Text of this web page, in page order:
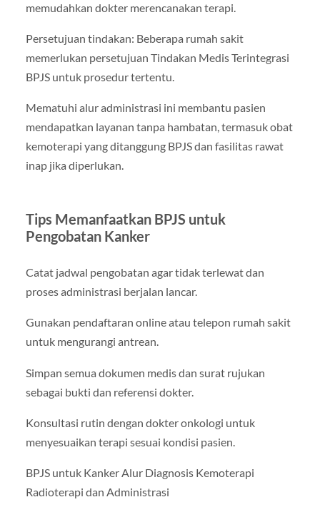
memudahkan dokter merencanakan terapi.
Persetujuan tindakan: Beberapa rumah sakit
memerlukan persetujuan Tindakan Medis Terintegrasi
BPJS untuk prosedur tertentu.
Mematuhi alur administrasi ini membantu pasien
mendapatkan layanan tanpa hambatan, termasuk obat
kemoterapi yang ditanggung BPJS dan fasilitas rawat
inap jika diperlukan.
Tips Memanfaatkan BPJS untuk
Pengobatan Kanker
Catat jadwal pengobatan agar tidak terlewat dan
proses administrasi berjalan lancar.
Gunakan pendaftaran online atau telepon rumah sakit
untuk mengurangi antrean.
Simpan semua dokumen medis dan surat rujukan
sebagai bukti dan referensi dokter.
Konsultasi rutin dengan dokter onkologi untuk
menyesuaikan terapi sesuai kondisi pasien.
BPJS untuk Kanker Alur Diagnosis Kemoterapi
Radioterapi dan Administrasi